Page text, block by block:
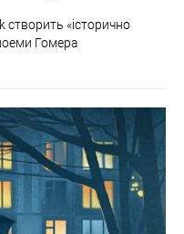
«історично
Гомера